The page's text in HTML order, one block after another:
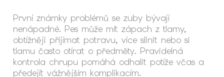
První známky problémů se zuby bývají
nenápadné. Pes může mít zápach z tlamy,
obtížněji přijímat potravu, více slinit nebo si
tlamu často otírat o předměty. Pravidelná
kontrola chrupu pomáhá odhalit potíže včas a
předejít vážnějším komplikacím.